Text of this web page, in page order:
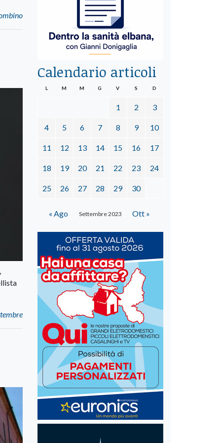
Calendario articoli
Settembre 2023
L M M G V S D
1 2 3
4 5 6 7 8 9 10
11 12 13 14 15 16 17
18 19 20 21 22 23 24
25 26 27 28 29 30
« Ago Ott »